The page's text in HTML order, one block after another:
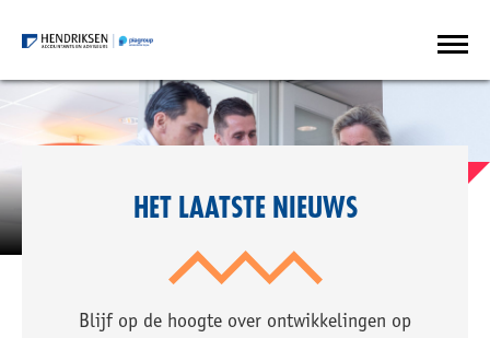
HET LAATSTE NIEUWS
Blijf op de hoogte over ontwikkelingen op